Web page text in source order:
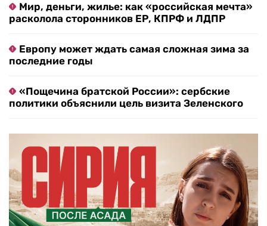
Мир, деньги, жилье: как «российская мечта»
расколола сторонников ЕР, КПРФ и ЛДПР
Европу может ждать самая сложная зима за
последние годы
«Пощечина братской России»: сербские
политики объяснили цель визита Зеленского